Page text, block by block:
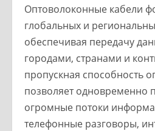
Оптоволоконные кабели
глобальных и
обеспечивая передачу
городами, странами и
пропускная способность
позволяет одновременно
огромные потоки
телефонные разговоры,